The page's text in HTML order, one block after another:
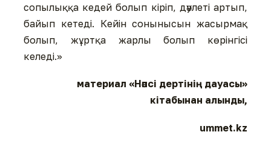
сопылыққа кедей болып кіріп, дәулеті артып,
байып кетеді. Кейін сонынысын жасырмақ
болып, жұртқа жарлы болып көрінгісі
келеді.»
материал «Нәпсі дертінің дауасы»
кітабынан алынды,
ummet.kz